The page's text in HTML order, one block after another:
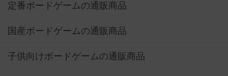
定番ボードゲームの通販商品
国産ボードゲームの通販商品
子供向けボードゲームの通販商品